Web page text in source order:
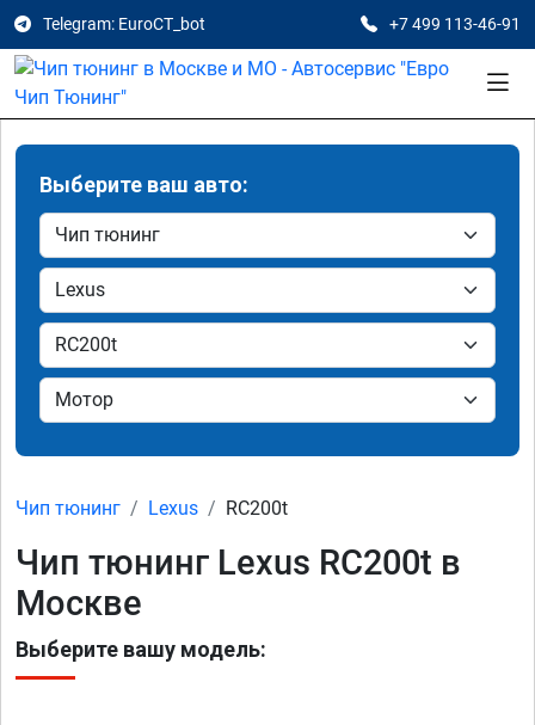
Telegram: EuroCT_bot +7 499 113-46-91
Выберите ваш авто:
Чип тюнинг Lexus RC200t
Чип тюнинг Lexus RC200t в
Москве
Выберите вашу модель: